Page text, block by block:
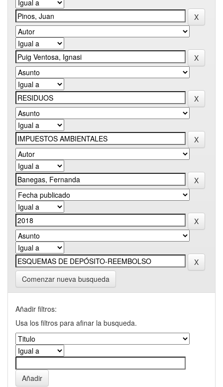
Comenzar nueva busqueda
Añadir filtros:
Usa los filtros para afinar la busqueda.